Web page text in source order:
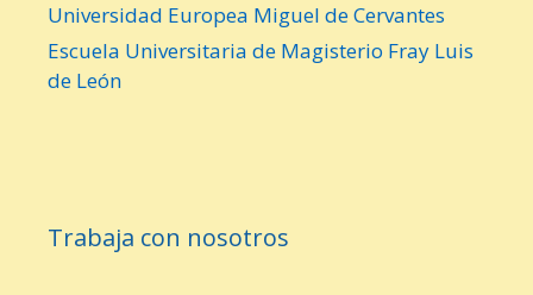
Universidad Europea Miguel de Cervantes
Escuela Universitaria de Magisterio Fray Luis
de León
Trabaja con nosotros